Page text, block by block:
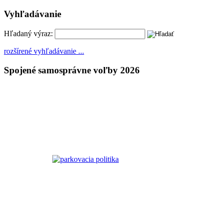
Vyhľadávanie
Hľadaný výraz:
rozšírené vyhľadávanie ...
Spojené samosprávne voľby 2026